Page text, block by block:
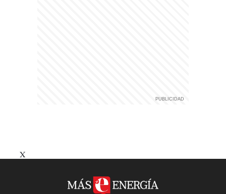
X